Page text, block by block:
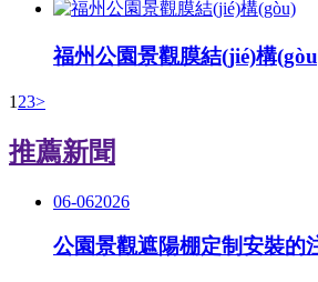
福州公園景觀膜結(jié)構
1 23>
推薦新聞
06-062026
公園景觀遮陽棚定制安裝的